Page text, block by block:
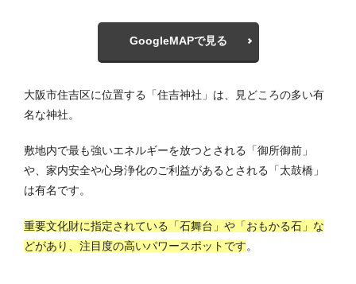
GoogleMAPで見る
大阪市住吉区に位置する「住吉神社」は、見どころの多い有
名な神社。
敷地内で最も強いエネルギーを放つとされる「御所御前」
や、家内安全や心身浄化のご利益があるとされる「太鼓橋」
は有名です。
重要文化財に指定されている「石舞台」や「おもかる石」な
どがあり、注目度の高いパワースポットです。